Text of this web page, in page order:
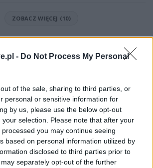
- Do Not Process My Personal
of the sale, sharing to third parties, or
personal or sensitive information for
by us, please use the below opt-out
selection. Please note that after your
you may continue seeing
based on personal information utilized by
disclosed to third parties prior to
separately opt-out of the further
ZOBACZ WIĘCEJ (10)
- Orzeł Torki (Jarosław > Klasa Okręgowa)
Czuwaj Przemyśl i Orzeł Torki
rozegrane
> Klasa Okręgowa (24. kolejki - Jarosław >
znajdziesz
wynik meczu, strzelców
statystyki i informacje o przebiegu
źródło danych dla kibiców i pasjonatów
aktualnie nie widzisz tutaj danych z pewnością
je uzupełnić.
Przemyśl vs Orzeł Torki
automatycznie publikujemyoficjalny wynik
meczowe, jeśli są dostępne.